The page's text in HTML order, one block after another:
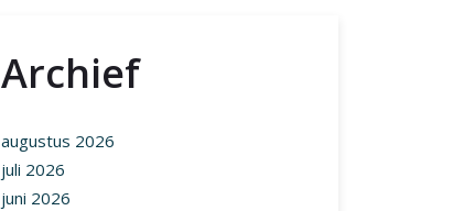
Archief
augustus 2026
juli 2026
juni 2026